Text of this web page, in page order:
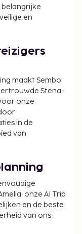
een
belangrijke
en
maakt Sembo
Stena-
onze
in de
van
onze AI Trip
en de beste
van ons